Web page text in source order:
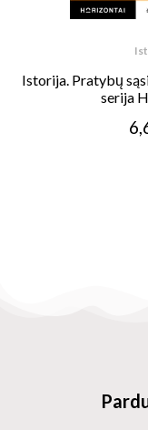
Istorija. Pratybų
serija